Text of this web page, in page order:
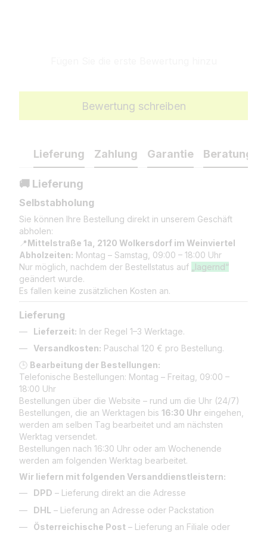
Bewertung schreiben
Lieferung Zahlung Garantie Beratung
🚚 Lieferung
Selbstabholung
Sie können Ihre Bestellung direkt in unserem Geschäft
abholen:
📍Mittelstraße 1a, 2120 Wolkersdorf im Weinviertel
Abholzeiten: Montag – Samstag, 09:00 – 18:00 Uhr
Nur möglich, nachdem der Bestellstatus auf
„lagernd“
geändert wurde.
Es fallen keine zusätzlichen Kosten an.
Lieferung
Lieferzeit: In der Regel 1–3 Werktage.
Versandkosten: Pauschal 120 € pro Bestellung.
🕒 Bearbeitung der Bestellungen:
Telefonische Bestellungen: Montag – Freitag, 09:00 –
18:00 Uhr
Bestellungen über die Website – rund um die Uhr (24/7)
Bestellungen, die an Werktagen bis 16:30 Uhr eingehen,
werden am selben Tag bearbeitet und am nächsten
Werktag versendet.
Bestellungen nach 16:30 Uhr oder am Wochenende
werden am folgenden Werktag bearbeitet.
Wir liefern mit folgenden Versanddienstleistern:
DPD – Lieferung direkt an die Adresse
DHL – Lieferung an Adresse oder Packstation
Österreichische Post – Lieferung an Filiale oder